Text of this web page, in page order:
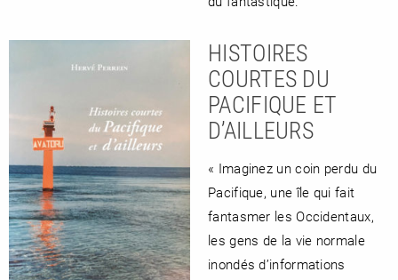
HISTOIRES
COURTES DU
PACIFIQUE ET
D’AILLEURS
« Imaginez un coin perdu du
Pacifique, une île qui fait
fantasmer les Occidentaux,
les gens de la vie normale
inondés d’informations